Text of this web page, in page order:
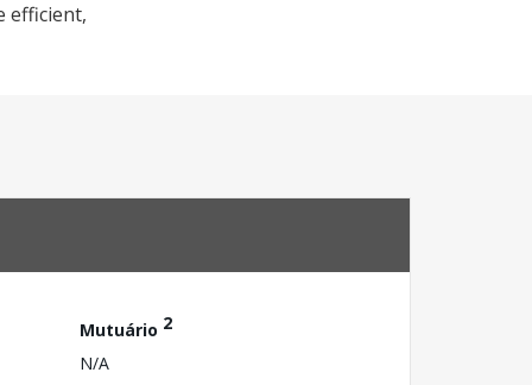
efficient,
Mutuário 2
N/A